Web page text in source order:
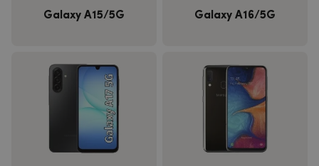
Galaxy A15/5G Galaxy A16/5G